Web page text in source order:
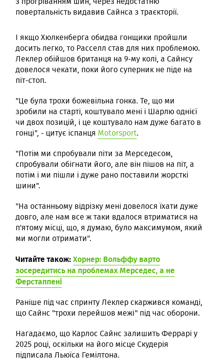
повертальність видавив Сайнса з траєкторії.
І якщо Хюлкенберга обидва гонщики пройшли
досить легко, то Расселл став для них проблемою.
Леклер обійшов британця на 9-му колі, а Сайнсу
довелося чекати, поки його суперник не піде на
піт-стоп.
"Це була трохи божевільна гонка. Те, що ми
зробили на старті, коштувало мені і Шарлю однієї
чи двох позицій, і це коштувало нам дуже багато в
гонці", - цитує іспанця Motorsport.
"Потім ми спробували піти за Мерседесом,
спробували обігнати його, але він пішов на піт, а
потім і ми пішли і дуже рано поставили жорсткі
шини".
"На останньому відрізку мені довелося їхати дуже
довго, але нам все ж таки вдалося втриматися на
п'ятому місці, що, я думаю, було максимумом, який
ми могли отримати".
Читайте також:Хорнер: Вольффу варто
зосередитись на проблемах Мерседес, а не
Ферстаппені
Раніше під час спринту Леклер скаржився команді,
що Сайнс "трохи перейшов межі" під час оборони.
Нагадаємо, що Карлос Сайнс залишить Феррарі у
2025 році, оскільки на його місце Скудерія
підписала Льюїса Гемілтона.